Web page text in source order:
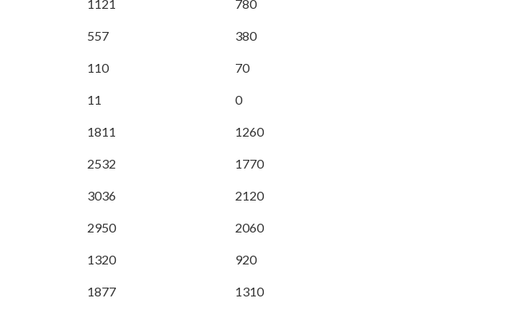
1121 780
557 380
110 70
11 0
1811 1260
2532 1770
3036 2120
2950 2060
1320 920
1877 1310